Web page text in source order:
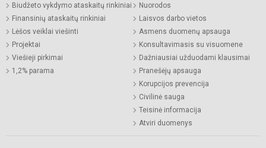
Biudžeto vykdymo ataskaitų rinkiniai
Finansinių ataskaitų rinkiniai
Lėšos veiklai viešinti
Projektai
Viešieji pirkimai
1,2% parama
Nuorodos
Laisvos darbo vietos
Asmens duomenų apsauga
Konsultavimasis su visuomene
Dažniausiai užduodami klausimai
Pranešėjų apsauga
Korupcijos prevencija
Civilinė sauga
Teisinė informacija
Atviri duomenys